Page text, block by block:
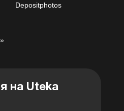
Depositphotos
на Uteka